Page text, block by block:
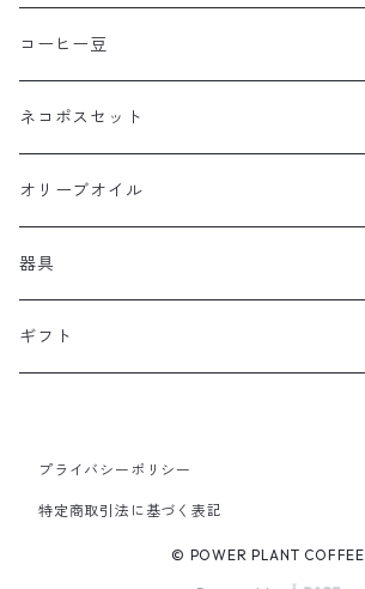
コーヒー豆
中煎り
中深煎り
深煎り
水出しコーヒー
ストレート豆
ネコポスセット
オリーブオイル
器具
ギフト
プライバシーポリシー
特定商取引法に基づく表記
© POWER PLANT COFFEE